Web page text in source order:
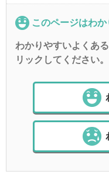
このページはわ
わかりやすいよくあ
リックしてください